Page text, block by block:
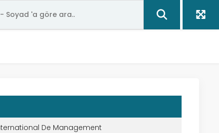
De Management